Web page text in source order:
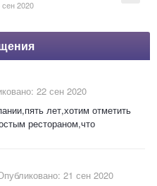
сен 2020
22 сен 2020
лет,хотим отметить
рестораном,что
21 сен 2020